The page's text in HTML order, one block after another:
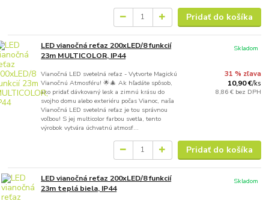
Pridať do košíka
LED vianočná reťaz 200xLED/8 funkcií
23m MULTICOLOR, IP44
Vianočná LED svetelná reťaz - Vytvorte Magickú
Vianočnú Atmosféru! 🌟🎄 Ak hľadáte spôsob,
ako pridať dávkovaný lesk a zimnú krásu do
svojho domu alebo exteriéru počas Vianoc, naša
Vianočná LED svetelná reťaz je tou správnou
voľbou! S jej multicolor farbou svetla, tento
výrobok vytvára úchvatnú atmosf...
31 % zľava
10,90 €/ks
8,86 € bez DPH
Skladom
Pridať do košíka
LED vianočná reťaz 200xLED/8 funkcií
23m teplá biela, IP44
Skladom